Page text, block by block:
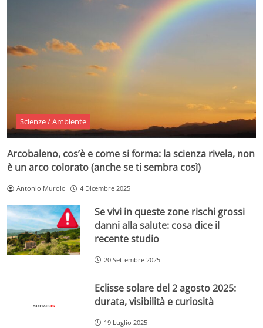
Scienze / Ambiente
Arcobaleno, cos’è e come si forma: la scienza rivela, non
è un arco colorato (anche se ti sembra così)
Antonio Murolo 4 Dicembre 2025
Se vivi in queste zone rischi grossi
danni alla salute: cosa dice il
recente studio
20 Settembre 2025
Eclisse solare del 2 agosto 2025:
durata, visibilità e curiosità
19 Luglio 2025